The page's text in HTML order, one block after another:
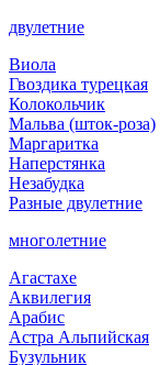
двулетние
Виола
Гвоздика турецкая
Колокольчик
Мальва (шток-роза)
Маргаритка
Наперстянка
Незабудка
Разные двулетние
многолетние
Агастахе
Аквилегия
Арабис
Астра Альпийская
Бузульник